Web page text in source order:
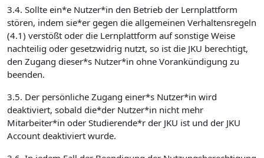
3.4. Sollte ein*e Nutzer*in den Betrieb der Lernplattform
stören, indem sie*er gegen die allgemeinen Verhaltensregeln
(4.1) verstößt oder die Lernplattform auf sonstige Weise
nachteilig oder gesetzwidrig nutzt, so ist die JKU berechtigt,
den Zugang dieser*s Nutzer*in ohne Vorankündigung zu
beenden.
3.5. Der persönliche Zugang einer*s Nutzer*in wird
deaktiviert, sobald die*der Nutzer*in nicht mehr
Mitarbeiter*in oder Studierende*r der JKU ist und der JKU
Account deaktiviert wurde.